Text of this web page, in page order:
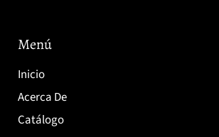
Menú
Inicio
Acerca De
Catálogo